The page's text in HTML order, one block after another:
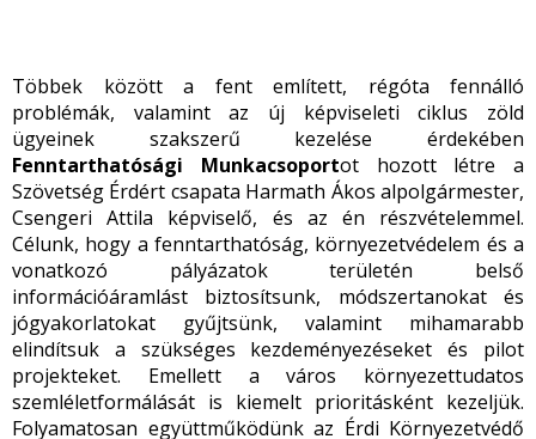
Többek között a fent említett, régóta fennálló
problémák, valamint az új képviseleti ciklus zöld
ügyeinek szakszerű kezelése érdekében
Fenntarthatósági Munkacsoportot hozott létre a
Szövetség Érdért csapata Harmath Ákos alpolgármester,
Csengeri Attila képviselő, és az én részvételemmel.
Célunk, hogy a fenntarthatóság, környezetvédelem és a
vonatkozó pályázatok területén belső
információáramlást biztosítsunk, módszertanokat és
jógyakorlatokat gyűjtsünk, valamint mihamarabb
elindítsuk a szükséges kezdeményezéseket és pilot
projekteket. Emellett a város környezettudatos
szemléletformálását is kiemelt prioritásként kezeljük.
Folyamatosan együttműködünk az Érdi Környezetvédő